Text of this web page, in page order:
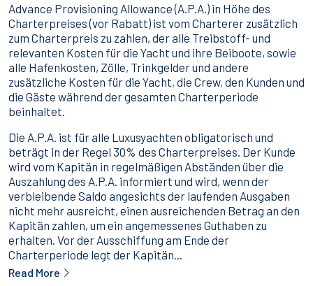
Advance Provisioning Allowance (A.P.A.) in Höhe des
Charterpreises (vor Rabatt) ist vom Charterer zusätzlich
zum Charterpreis zu zahlen, der alle Treibstoff- und
relevanten Kosten für die Yacht und ihre Beiboote, sowie
alle Hafenkosten, Zölle, Trinkgelder und andere
zusätzliche Kosten für die Yacht, die Crew, den Kunden und
die Gäste während der gesamten Charterperiode
beinhaltet.
Die A.P.A. ist für alle Luxusyachten obligatorisch und
beträgt in der Regel 30% des Charterpreises. Der Kunde
wird vom Kapitän in regelmäßigen Abständen über die
Auszahlung des A.P.A. informiert und wird, wenn der
verbleibende Saldo angesichts der laufenden Ausgaben
nicht mehr ausreicht, einen ausreichenden Betrag an den
Kapitän zahlen, um ein angemessenes Guthaben zu
erhalten. Vor der Ausschiffung am Ende der
Charterperiode legt der Kapitän...
Read More